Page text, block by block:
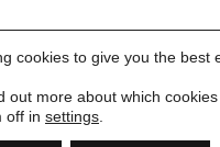
cookies to give you the best
out more about which
off in settings